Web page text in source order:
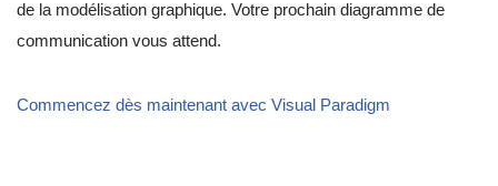
de la modélisation graphique. Votre prochain diagramme de
communication vous attend.
Commencez dès maintenant avec Visual Paradigm